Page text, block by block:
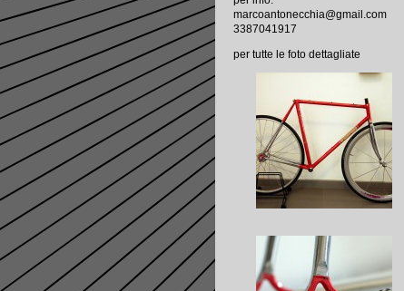
marcoantonecchia@gmail.com
3387041917
per tutte le foto dettagliate